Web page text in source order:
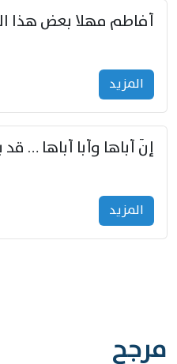
المزید
إنّ أباها وأبا أباها …
المزید
مرجح